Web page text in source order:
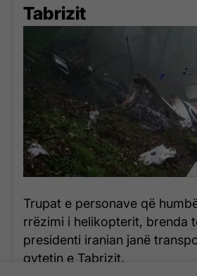
Tabrizit
Trupat e personave që
rrëzimi i helikopterit, brenda
presidenti iranian janë
qytetin e Tabrizit.